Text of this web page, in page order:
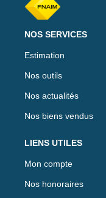
NOS SERVICES
Estimation
Nos outils
Nos actualités
Nos biens vendus
LIENS UTILES
Mon compte
Nos honoraires